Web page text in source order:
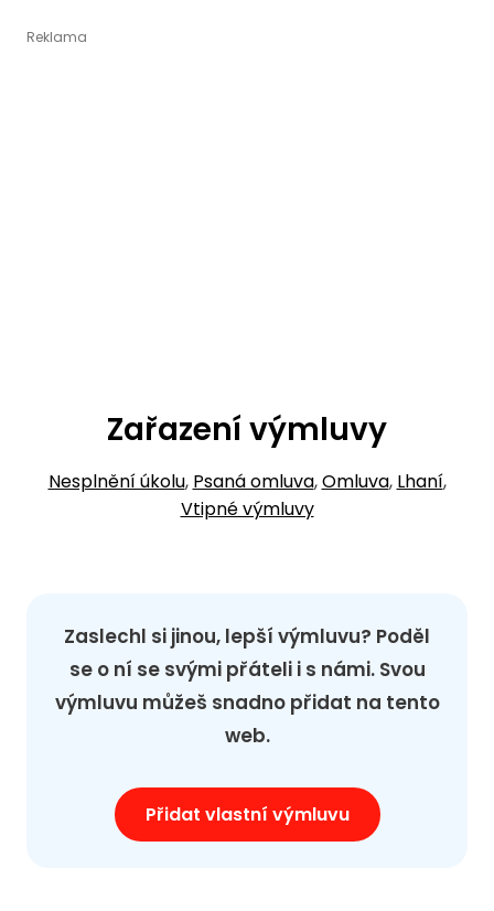
Zařazení výmluvy
Nesplnění úkolu, Psaná omluva,Omluva, Lhaní,
Vtipné výmluvy
Zaslechl si jinou, lepší výmluvu? Poděl
se o ní se svými přáteli i s námi. Svou
výmluvu můžeš snadno přidat na tento
web.
Přidat vlastní výmluvu